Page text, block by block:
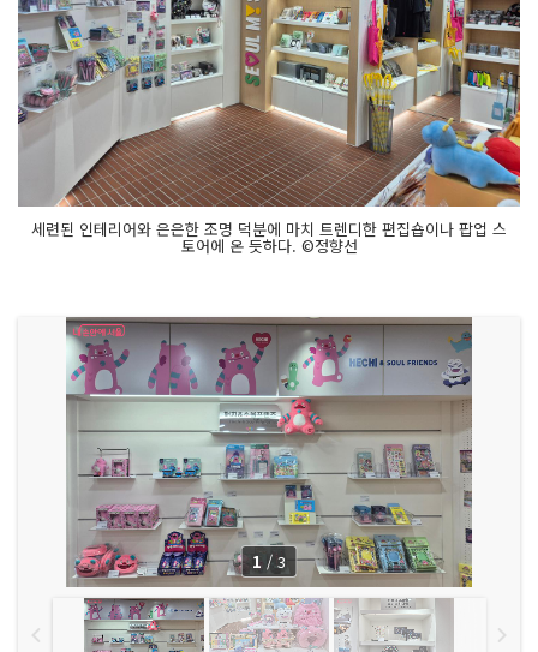
세련된 인테리어와 은은한 조명 덕분에 마치 트렌디한 편집숍이나 팝업 스
토어에 온 듯하다. ©정향선
1 / 3